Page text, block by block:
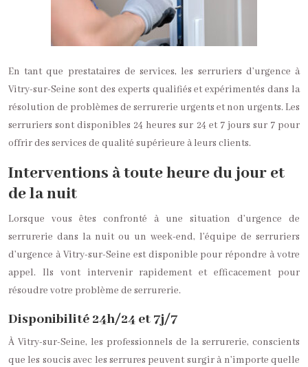
En tant que prestataires de services, les serruriers d’urgence à
Vitry-sur-Seine sont des experts qualifiés et expérimentés dans la
résolution de problèmes de serrurerie urgents et non urgents. Les
serruriers sont disponibles 24 heures sur 24 et 7 jours sur 7 pour
offrir des services de qualité supérieure à leurs clients.
Interventions à toute heure du jour et
de la nuit
Lorsque vous êtes confronté à une situation d’urgence de
serrurerie dans la nuit ou un week-end, l’équipe de serruriers
d’urgence à Vitry-sur-Seine est disponible pour répondre à votre
appel. Ils vont intervenir rapidement et efficacement pour
résoudre votre problème de serrurerie.
Disponibilité 24h/24 et 7j/7
À Vitry-sur-Seine, les professionnels de la serrurerie, conscients
que les soucis avec les serrures peuvent surgir à n’importe quelle